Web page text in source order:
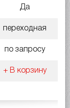
Да
переходная
по запросу
+ В корзину